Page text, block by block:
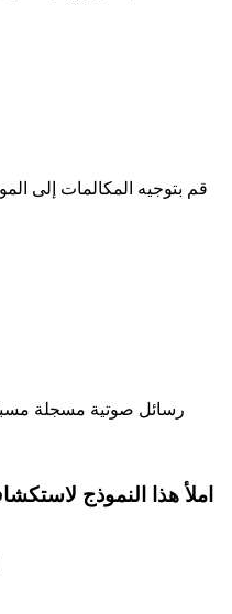
قم بتوجيه المكالمات إلى
رسائل صوتية مسجلة
املأ هذا النموذج